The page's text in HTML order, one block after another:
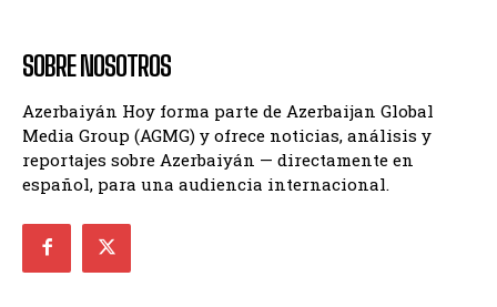
SOBRE NOSOTROS
Azerbaiyán Hoy forma parte de Azerbaijan Global
Media Group (AGMG) y ofrece noticias, análisis y
reportajes sobre Azerbaiyán — directamente en
español, para una audiencia internacional.